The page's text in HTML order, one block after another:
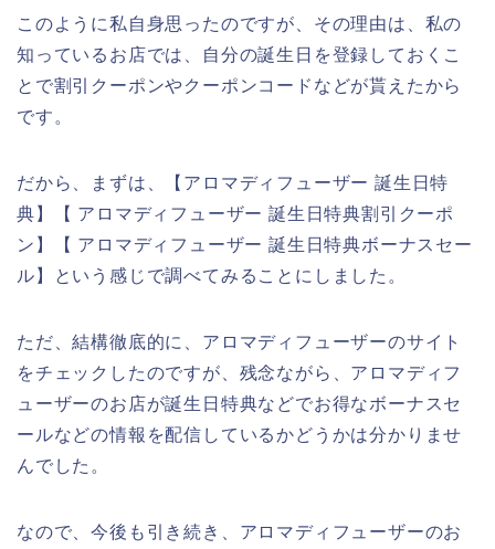
このように私自身思ったのですが、その理由は、私の
知っているお店では、自分の誕生日を登録しておくこ
とで割引クーポンやクーポンコードなどが貰えたから
です。
だから、まずは、【アロマディフューザー 誕生日特
典】【 アロマディフューザー 誕生日特典割引クーポ
ン】【 アロマディフューザー 誕生日特典ボーナスセー
ル】という感じで調べてみることにしました。
ただ、結構徹底的に、アロマディフューザーのサイト
をチェックしたのですが、残念ながら、アロマディフ
ューザーのお店が誕生日特典などでお得なボーナスセ
ールなどの情報を配信しているかどうかは分かりませ
んでした。
なので、今後も引き続き、アロマディフューザーのお